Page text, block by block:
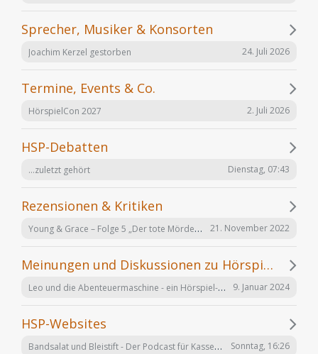
Sprecher, Musiker & Konsorten
Joachim Kerzel gestorben 24. Juli 2026
Termine, Events & Co.
HörspielCon 2027 2. Juli 2026
HSP-Debatten
...zuletzt gehört Dienstag, 07:43
Rezensionen & Kritiken
Young & Grace – Folge 5 „Der tote Mörder“ von TOS Hörfabrik 21. November 2022
Meinungen und Diskussionen zu Hörspielen und Hörbüchern
Leo und die Abenteuermaschine - ein Hörspiel-Desaster mit Happy End 9. Januar 2024
HSP-Websites
Bandsalat und Bleistift - Der Podcast für Kassetten-Kinder Sonntag, 16:26